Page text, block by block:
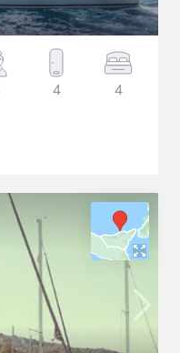
4 4